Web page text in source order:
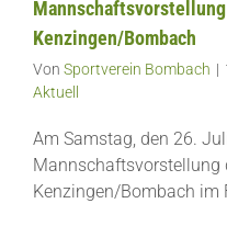
Kenzingen/Bombach
Von Sportverein Bombach |
Aktuell
Am Samstag, den 26.
Mannschaftsvorstellung
Kenzingen/Bombach im